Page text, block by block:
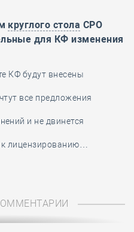
круглого стола СРО
для КФ изменения
КФ будут внесены
все предложения
и не двинется
лицензированию…